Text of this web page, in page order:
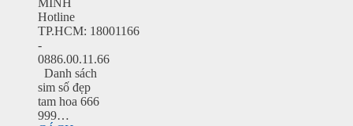
MINH
Hotline
TP.HCM: 18001166
-
0886.00.11.66
Danh sách
sim số đẹp
tam hoa 666
999…